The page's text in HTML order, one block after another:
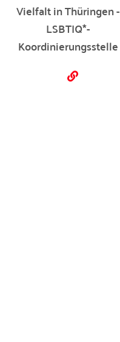
Vielfalt in Thüringen -
LSBTIQ*-
Koordinierungsstelle